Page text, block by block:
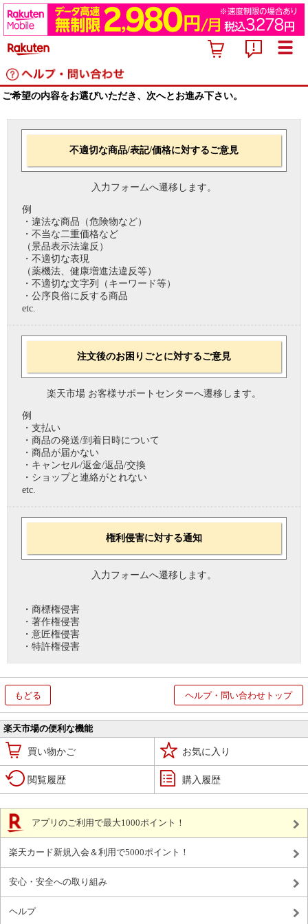
ご希望の内容をお選びいただき、次へとお進み下さい。
不適切な商品/表記/価格に対するご意見
入力フォームへ遷移します。
例
・違法な商品（危険物など）
・不当な二重価格など
（景品表示法違反）
・不適切な表現
（薬機法、健康増進法違反等）
・不適切な文字列（キーワード等）
・公序良俗に反する商品
etc.
注文後のお困りごとに対するご意見
楽天市場 お客様サポートセンターへ遷移します。
例
・支払い
・商品の発送/到着日時について
・商品が届かない
・キャンセル/返金/返品/交換
・ショップと連絡がとれない
etc.
権利侵害に対する通知
入力フォームへ遷移します。
・商標権侵害
・著作権侵害
・意匠権侵害
・特許権侵害
もどる ヘルプ・問い合わせトップ
楽天市場の便利な機能
買い物かご お気に入り
閲覧履歴 購入履歴
アプリのご利用で最大1000ポイント！
楽天カード新規入会＆利用で5000ポイント！
安心・安全への取り組み
ヘルプ